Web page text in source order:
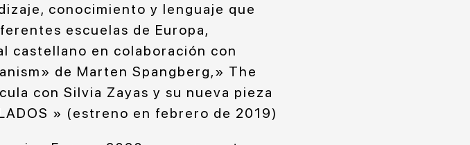
conocimiento y lenguaje que
escuelas de Europa,
castellano en colaboración con
de Marten Spangberg,» The
con Silvia Zayas y su nueva pieza
» (estreno en febrero de 2019)